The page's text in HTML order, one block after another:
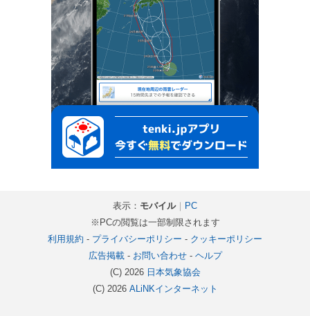
表示： モバイル｜ PC
※PCの閲覧は一部制限されます
利用規約 - プライバシーポリシー - クッキーポリシー
広告掲載- お問い合わせ- ヘルプ
(C) 2026 日本気象協会
(C) 2026 ALiNKインターネット